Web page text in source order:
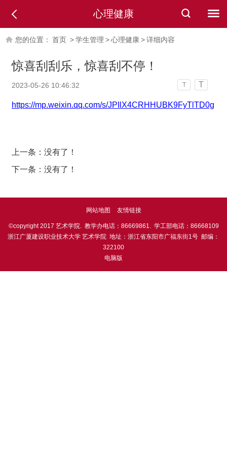
心理健康
您的位置： 首页 >学生管理 >心理健康>详细内容
惊喜刮刮乐，惊喜刮不停！
2023-05-26 10:46:32 T T
https://mp.weixin.qq.com/s/JPIlX4CRHHUBK9FyTlTD0g
上一条：没有了！
下一条：没有了！
网站地图 友情链接
©copyright 2017 艺术学院. 教学办电话：86669861. 学工部电话：86668109
浙江广厦建设职业技术大学 艺术学院 地址：浙江省东阳市广福东街1号 邮编：
322100
电脑版